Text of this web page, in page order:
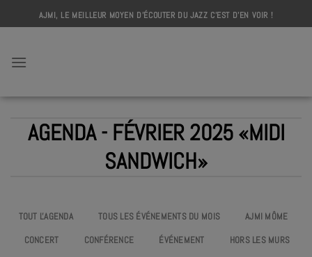
to
AJMI, LE MEILLEUR MOYEN D'ÉCOUTER DU JAZZ C'EST D'EN VOIR !
AGENDA - FÉVRIER 2025 «MIDI
SANDWICH»
TOUT L'AGENDA TOUS LES ÉVÉNEMENTS DU MOIS
AJMI MÔME
CONCERT
CONFÉRENCE ÉVÉNEMENT
HORS LES MURS